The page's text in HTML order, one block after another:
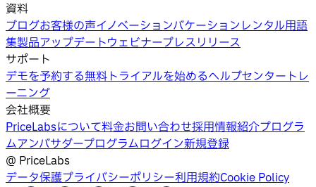
資料
ブログお客様の声イノベーションバケーションレンタル用語
集製品アップデートウェビナープレスリリース
サポート
デモを予約する無料トライアルを始めるヘルプセンター トレ
ーニング
会社概要
PriceLabsについて料金お問い合わせ採用情報紹介プログラ
ムアンバサダープログラムログイン新規登録
@ PriceLabs
データ保護プライバシーポリシー利用規約Cookie Policy